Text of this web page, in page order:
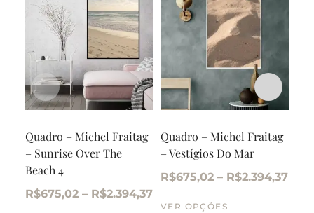
Quadro – Michel Fraitag
– Sunrise Over The
Beach 4
R$675,02 – R$2.394,37
Quadro – Michel Fraitag
– Vestígios Do Mar
R$675,02 – R$2.394,37
VER OPÇÕES